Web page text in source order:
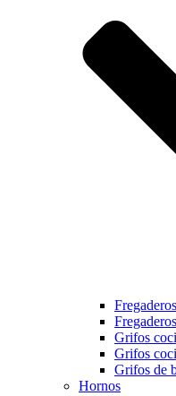
Grifos
Grifos
Grifos de
Hornos